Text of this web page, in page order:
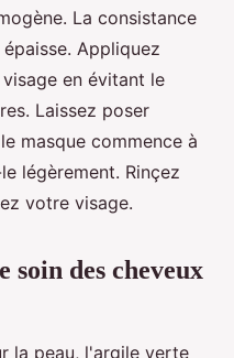
La consistance
Appliquez
en évitant le
Laissez poser
masque commence à
légèrement. Rinçez
votre visage.
des cheveux
la peau, l'argile verte